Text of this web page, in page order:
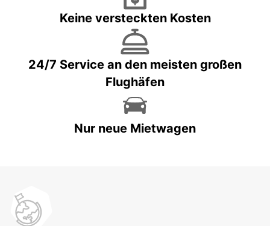
Keine versteckten Kosten
24/7 Service an den meisten großen
Flughäfen
Nur neue Mietwagen